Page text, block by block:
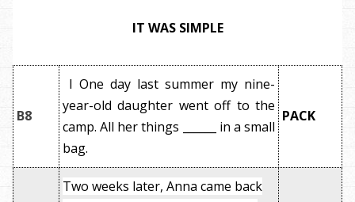
IT WAS SIMPLE
B8
I One day last summer my nine-
year-old daughter went off to the
camp. All her things ______ in a small
bag.
PACK
Two weeks later, Anna came back